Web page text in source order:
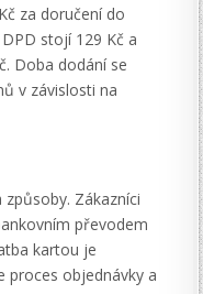
za doručení do
stojí 129 Kč a
Doba dodání se
v závislosti na
Zákazníci
převodem
kartou je
proces objednávky a